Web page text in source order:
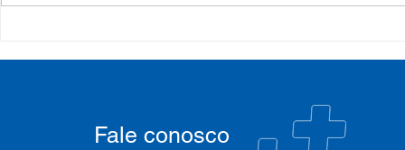
#oSUSquefazemos
estado se
Plano de
Fale conosco